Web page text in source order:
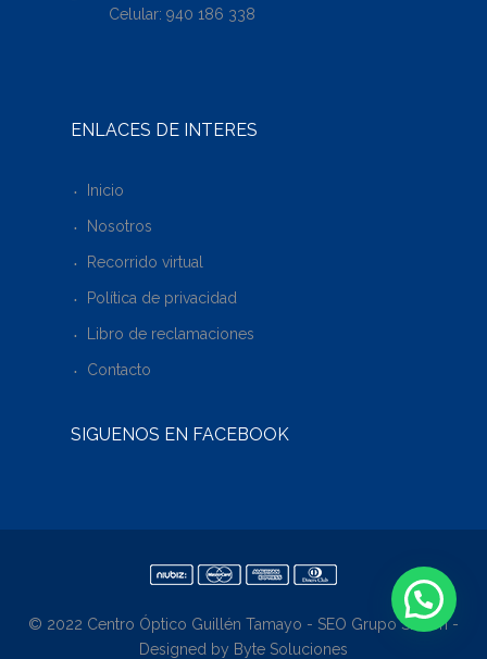
Celular: 940 186 338
ENLACES DE INTERÉS
Inicio
Nosotros
Recorrido virtual
Política de privacidad
Libro de reclamaciones
Contacto
SÍGUENOS EN FACEBOOK
© 2022 Centro Óptico Guillén Tamayo - SEO Grupo Siscon -
Designed by Byte Soluciones